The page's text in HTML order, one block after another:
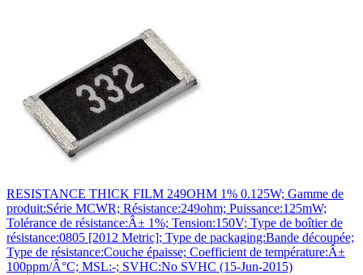
RESISTANCE THICK FILM 249OHM 1% 0.125W; Gamme de
produit:Série MCWR; Résistance:249ohm; Puissance:125mW;
Tolérance de résistance:Â± 1%; Tension:150V; Type de boîtier de
résistance:0805 [2012 Metric]; Type de packaging:Bande découpée;
Type de résistance:Couche épaisse; Coefficient de température:Â±
100ppm/Â°C; MSL:-; SVHC:No SVHC (15-Jun-2015)